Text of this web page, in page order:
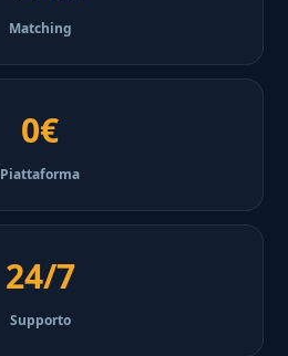
Matching
0€
Piattaforma
24/7
Supporto